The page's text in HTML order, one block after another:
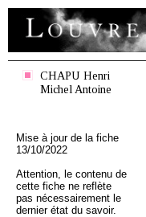
CHAPU Henri
Michel Antoine
Mise à jour de la fiche
13/10/2022
Attention, le contenu de
cette fiche ne reflète
pas nécessairement le
dernier état du savoir.